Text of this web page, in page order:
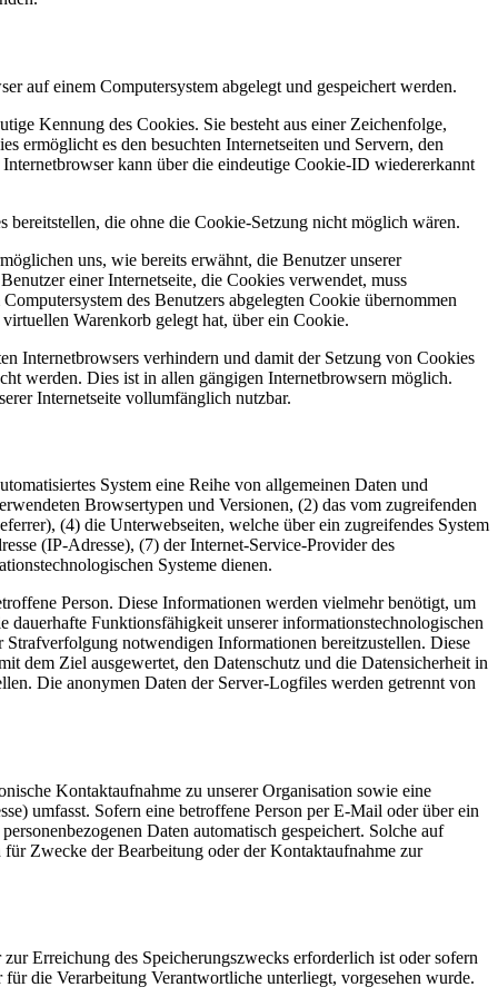
auf einem Computersystem abgelegt und gespeichert werden.
Kennung des Cookies. Sie besteht aus einer Zeichenfolge,
ermöglicht es den besuchten Internetseiten und Servern, den
kann über die eindeutige Cookie-ID wiedererkannt
die ohne die Cookie-Setzung nicht möglich wären.
uns, wie bereits erwähnt, die Benutzer unserer
einer Internetseite, die Cookies verwendet, muss
des Benutzers abgelegten Cookie übernommen
Warenkorb gelegt hat, über ein Cookie.
Internetbrowsers verhindern und damit der Setzung von Cookies
werden. Dies ist in allen gängigen Internetbrowsern möglich.
Internetseite vollumfänglich nutzbar.
System eine Reihe von allgemeinen Daten und
Browsertypen und Versionen, (2) das vom zugreifenden
(4) die Unterwebseiten, welche über ein zugreifendes System
(IP-Adresse), (7) der Internet-Service-Provider des
Systeme dienen.
Person. Diese Informationen werden vielmehr benötigt, um
Funktionsfähigkeit unserer informationstechnologischen
notwendigen Informationen bereitzustellen. Diese
dem Ziel ausgewertet, den Datenschutz und die Datensicherheit in
Die anonymen Daten der Server-Logfiles werden getrennt von
Kontaktaufnahme zu unserer Organisation sowie eine
umfasst. Sofern eine betroffene Person per E-Mail oder über ein
Daten automatisch gespeichert. Solche auf
Zwecke der Bearbeitung oder der Kontaktaufnahme zur
Erreichung des Speicherungszwecks erforderlich ist oder sofern
die Verarbeitung Verantwortliche unterliegt, vorgesehen wurde.